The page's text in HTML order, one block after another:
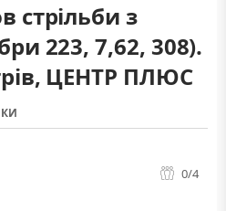
стрільби з
223, 7,62, 308).
ЦЕНТР ПЛЮС
0/4